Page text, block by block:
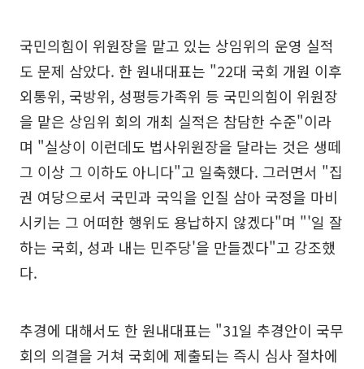
국민의힘이 위원장을 맡고 있는 상임위의 운영 실적
도 문제 삼았다. 한 원내대표는 "22대 국회 개원 이후
외통위, 국방위, 성평등가족위 등 국민의힘이 위원장
을 맡은 상임위 회의 개최 실적은 참담한 수준"이라
며 "실상이 이런데도 법사위원장을 달라는 것은 생떼
그 이상 그 이하도 아니다"고 일축했다. 그러면서 "집
권 여당으로서 국민과 국익을 인질 삼아 국정을 마비
시키는 그 어떠한 행위도 용납하지 않겠다"며 "'일 잘
하는 국회, 성과 내는 민주당'을 만들겠다"고 강조했
다.
추경에 대해서도 한 원내대표는 "31일 추경안이 국무
회의 의결을 거쳐 국회에 제출되는 즉시 심사 절차에